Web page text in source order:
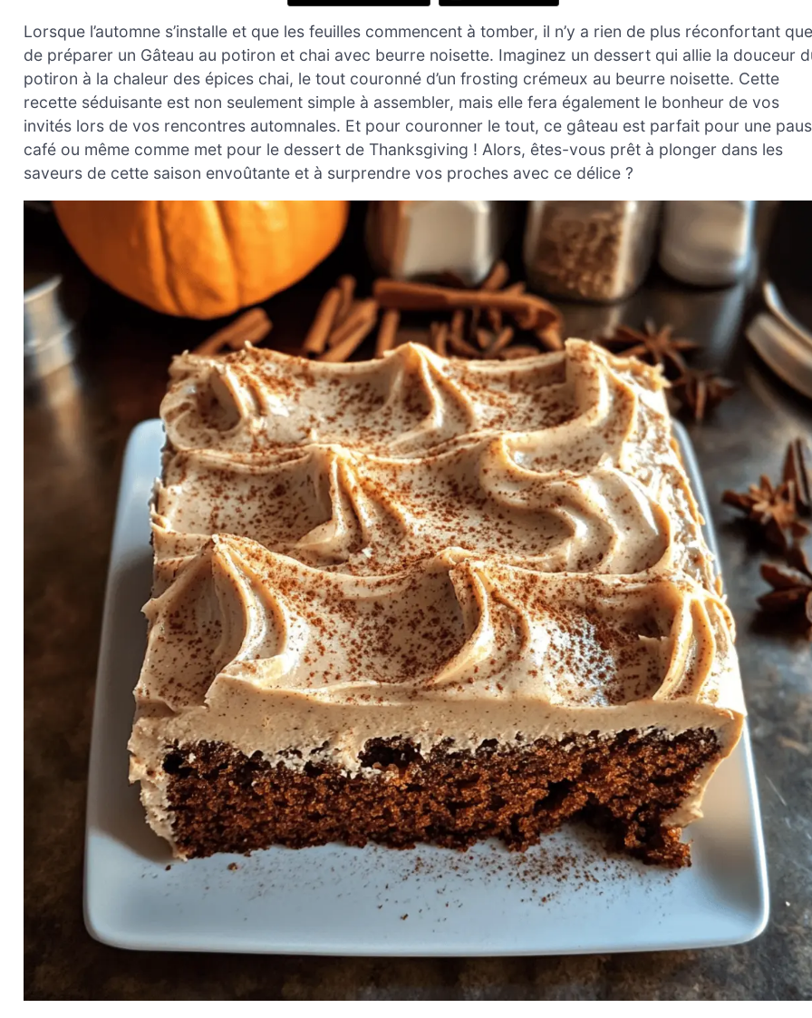
Lorsque l’automne s’installe et que les feuilles commencent à tomber, il n’y a rien de plus réconfortant que
de préparer un Gâteau au potiron et chai avec beurre noisette. Imaginez un dessert qui allie la douceur
potiron à la chaleur des épices chai, le tout couronné d’un frosting crémeux au beurre noisette. Cette
recette séduisante est non seulement simple à assembler, mais elle fera également le bonheur de vos
invités lors de vos rencontres automnales. Et pour couronner le tout, ce gâteau est parfait pour une
café ou même comme met pour le dessert de Thanksgiving ! Alors, êtes-vous prêt à plonger dans les
saveurs de cette saison envoûtante et à surprendre vos proches avec ce délice ?